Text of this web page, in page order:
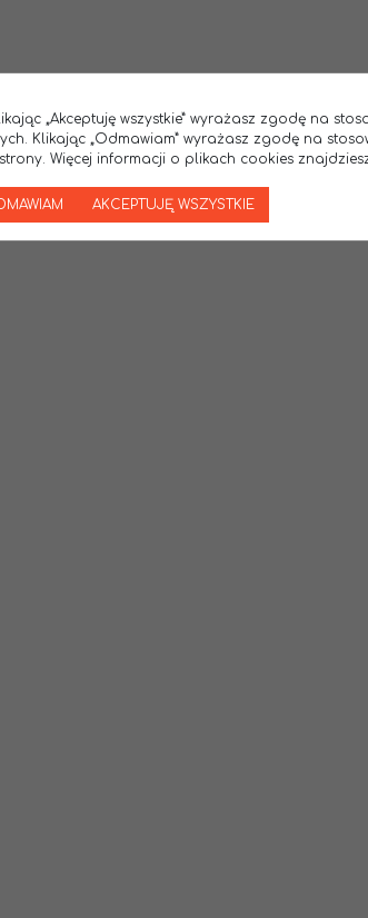
„Akceptuję wszystkie” wyrażasz zgodę na
Klikając „Odmawiam” wyrażasz zgodę na
Więcej informacji o plikach cookies
AKCEPTUJĘ WSZYSTKIE